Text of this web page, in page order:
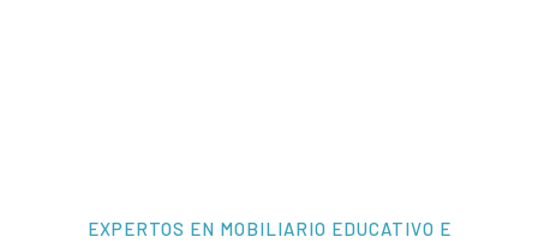
EXPERTOS EN MOBILIARIO EDUCATIVO E